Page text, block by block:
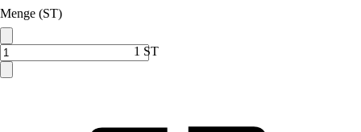
Menge (ST)
1 ST